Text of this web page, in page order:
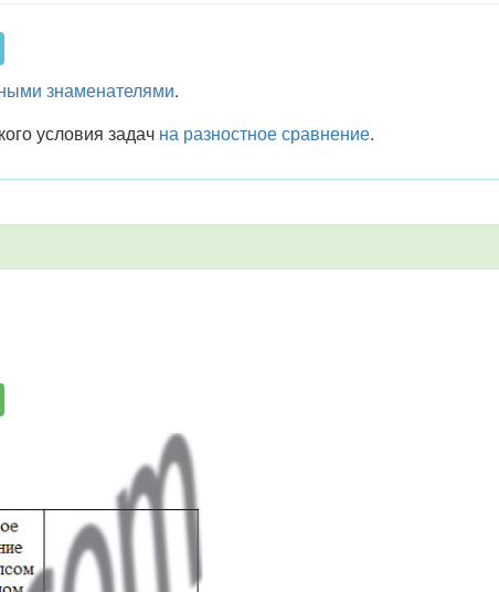
знаменателями.
условия задач на разностное сравнение.